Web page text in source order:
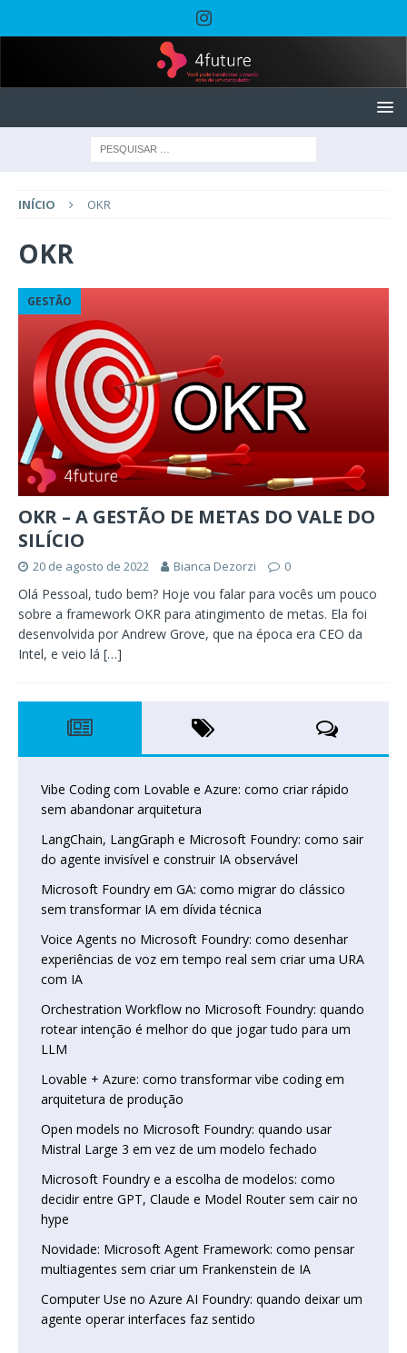
INÍCIO OKR
OKR
GESTÃO
OKR – A GESTÃO DE METAS DO VALE DO
SILÍCIO
20 de agosto de 2022 Bianca Dezorzi 0
Olá Pessoal, tudo bem? Hoje vou falar para vocês um pouco
sobre a framework OKR para atingimento de metas. Ela foi
desenvolvida por Andrew Grove, que na época era CEO da
Intel, e veio lá […]
Vibe Coding com Lovable e Azure: como criar rápido
sem abandonar arquitetura
LangChain, LangGraph e Microsoft Foundry: como sair
do agente invisível e construir IA observável
Microsoft Foundry em GA: como migrar do clássico
sem transformar IA em dívida técnica
Voice Agents no Microsoft Foundry: como desenhar
experiências de voz em tempo real sem criar uma URA
com IA
Orchestration Workflow no Microsoft Foundry: quando
rotear intenção é melhor do que jogar tudo para um
LLM
Lovable + Azure: como transformar vibe coding em
arquitetura de produção
Open models no Microsoft Foundry: quando usar
Mistral Large 3 em vez de um modelo fechado
Microsoft Foundry e a escolha de modelos: como
decidir entre GPT, Claude e Model Router sem cair no
hype
Novidade: Microsoft Agent Framework: como pensar
multiagentes sem criar um Frankenstein de IA
Computer Use no Azure AI Foundry: quando deixar um
agente operar interfaces faz sentido